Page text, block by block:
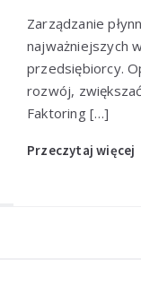
Zarządzanie
najważniejszych
przedsiębiorcy.
rozwój,
Faktoring […]
Przeczytaj więcej